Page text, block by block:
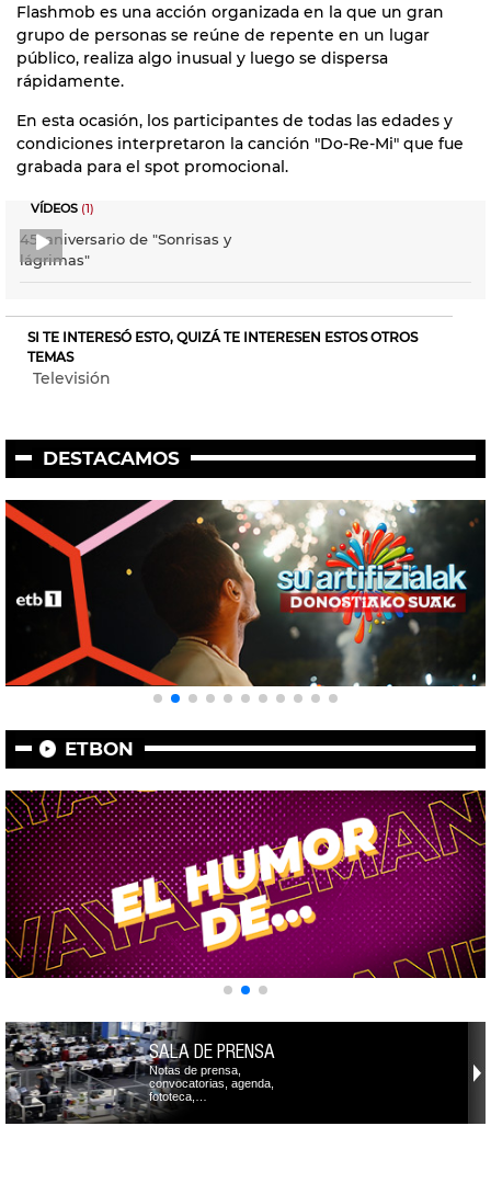
Flashmob es una acción organizada en la que un gran
grupo de personas se reúne de repente en un lugar
público, realiza algo inusual y luego se dispersa
rápidamente.
En esta ocasión, los participantes de todas las edades y
condiciones interpretaron la canción "Do-Re-Mi" que fue
grabada para el spot promocional.
VÍDEOS (1)
45. aniversario de "Sonrisas y
lágrimas"
SI TE INTERESÓ ESTO, QUIZÁ TE INTERESEN ESTOS OTROS
TEMAS
Televisión
DESTACAMOS
ETBON
SALA DE PRENSA
Notas de prensa,
convocatorias, agenda,
fototeca,…